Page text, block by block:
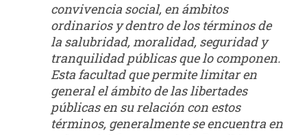
convivencia social, en ámbitos
ordinarios y dentro de los términos de
la salubridad, moralidad, seguridad y
tranquilidad públicas que lo componen.
Esta facultad que permite limitar en
general el ámbito de las libertades
públicas en su relación con estos
términos, generalmente se encuentra en